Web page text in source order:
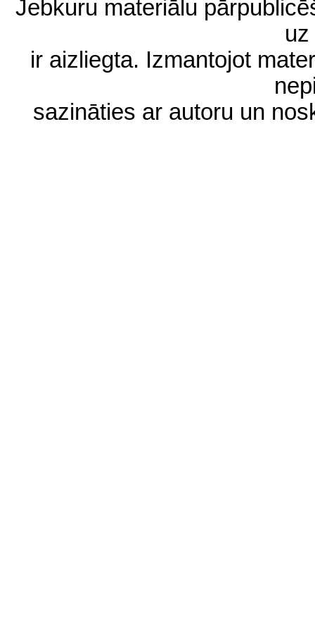
Jebkuru materiālu
ir aizliegta. Izmantojot
sazināties ar autoru un